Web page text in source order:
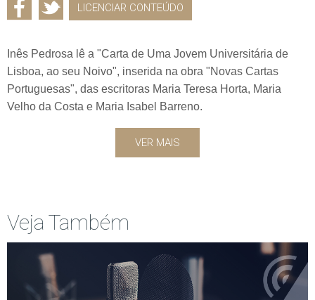
LICENCIAR CONTEÚDO
Inês Pedrosa lê a "Carta de Uma Jovem Universitária de
Lisboa, ao seu Noivo", inserida na obra "Novas Cartas
Portuguesas", das escritoras Maria Teresa Horta, Maria
Velho da Costa e Maria Isabel Barreno.
VER MAIS
Veja Também